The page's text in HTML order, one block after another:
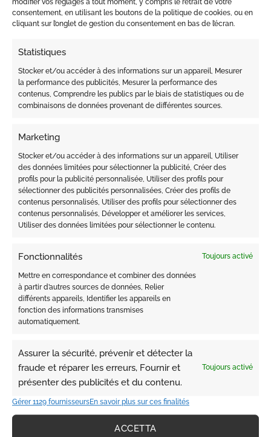
modifier vos réglages à tout moment, y compris le retrait de votre
consentement, en utilisant les boutons de la politique de cookies, ou en
cliquant sur l’onglet de gestion du consentement en bas de l’écran.
Statistiques
Stocker et/ou accéder à des informations sur un appareil, Mesurer
la performance des publicités, Mesurer la performance des
contenus, Comprendre les publics par le biais de statistiques ou de
combinaisons de données provenant de différentes sources.
Marketing
Stocker et/ou accéder à des informations sur un appareil, Utiliser
des données limitées pour sélectionner la publicité, Créer des
profils pour la publicité personnalisée, Utiliser des profils pour
sélectionner des publicités personnalisées, Créer des profils de
contenus personnalisés, Utiliser des profils pour sélectionner des
contenus personnalisés, Développer et améliorer les services,
Utiliser des données limitées pour sélectionner le contenu.
Fonctionnalités Toujours activé
Mettre en correspondance et combiner des données
à partir d’autres sources de données, Relier
différents appareils, Identifier les appareils en
fonction des informations transmises
automatiquement.
Assurer la sécurité, prévenir et détecter la
fraude et réparer les erreurs, Fournir et
présenter des publicités et du contenu.
Toujours activé
Gérer 1129 fournisseursEn savoir plus sur ces finalités
ACCETTA
PRODUITS SIMILAIRES
BARBA
LARGE
20.00
RAZOR BRUSH & BOWL
€55.00